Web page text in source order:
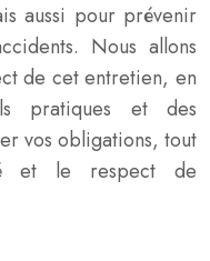
aussi pour prévenir
Nous allons
de cet entretien, en
pratiques et des
vos obligations, tout
et le respect de